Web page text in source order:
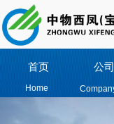
Home
首页 公